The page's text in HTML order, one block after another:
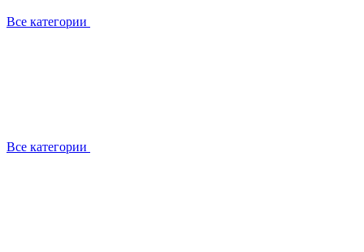
Все категории
Все категории